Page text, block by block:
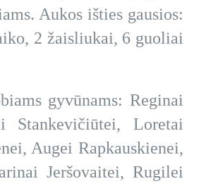
Aukos išties gausios:
2 žaisliukai, 6 guoliai
gyvūnams: Reginai
Stankevičiūtei, Loretai
Augei Rapkauskienei,
Jeršovaitei, Rugilei